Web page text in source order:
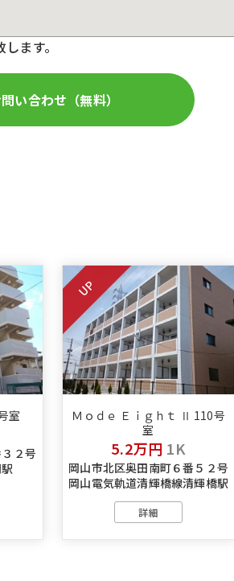
ます。
い合わせ（無料）
室
２号
UP
Ｍｏｄｅ Ｅｉｇｈｔ Ⅱ 110号
室
5.2万円 1K
岡山市北区奥田南町６番５２号
岡山電気軌道清輝橋線清輝橋駅
詳細